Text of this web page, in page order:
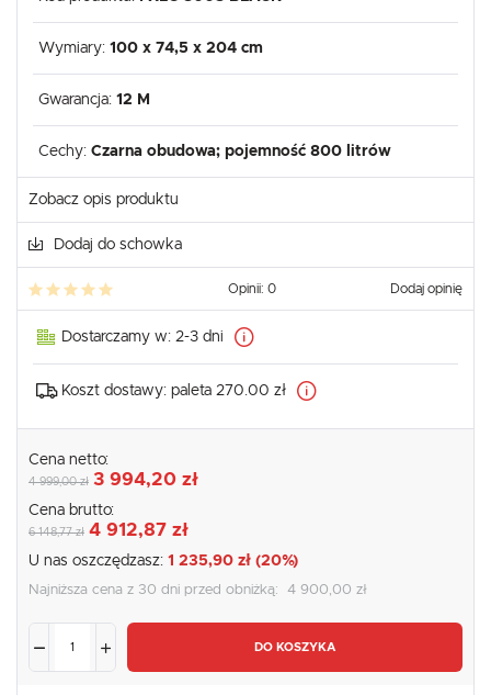
Wymiary: 100 x 74,5 x 204 cm
Gwarancja: 12 M
Cechy: Czarna obudowa; pojemność 800 litrów
Zobacz opis produktu
Dodaj do schowka
Opinii: 0 Dodaj opinię
Dostarczamy w: 2-3 dni
Koszt dostawy: paleta 270.00 zł
Cena netto:
4 999,00 zł 3 994,20 zł
Cena brutto:
6 148,77 zł 4 912,87 zł
U nas oszczędzasz: 1 235,90 zł (20%)
Najniższa cena z 30 dni przed obniżką: 4 900,00 zł
DO KOSZYKA